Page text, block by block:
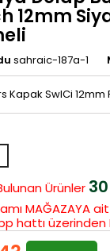
12mm
sahraic-187a-1
Kapak SwICi 12mm
Ürünler 30
MAĞAZAYA
hattı üzerinden